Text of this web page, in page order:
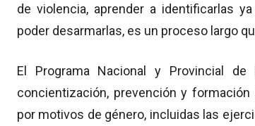
de violencia, aprender a identificarlas
poder desarmarlas, es un proceso largo
El Programa Nacional y Provincial
concientización, prevención y
por motivos de género, incluidas las